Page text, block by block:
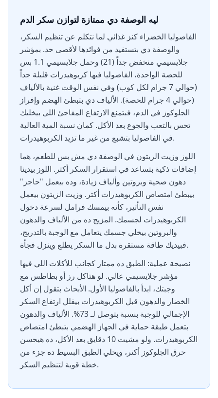
ليه الوصفة دي ممتازة لتوازن سكر الدم
الفاصوليا الخضراء كنز غذائي لما نتكلم عن تنظيم السكر،
والوصفة دي بتستفيد من فوائدها لأقصى حد. بمؤشر
جلايسيمي منخفض جداً (21) وحمل جلايسيمي 1.1 بس
للحصة الواحدة، الفاصوليا فيها كربوهيدرات قليلة جداً
(حوالي 7 جرام لكل كوب) وفي نفس الوقت غنية بالألياف
(حوالي 4 جرام للحصة). الألياف دي بتبطئ الهضم وإفراز
الجلوكوز في الدم، فبتمنع الارتفاع المفاجئ اللي بيخليك
تحس بالتعب والجوع بعد الأكل. كمان نسبة المية العالية
في الفاصوليا بتشبع من غير ما تزيد الكربوهيدرات.
اللوز وزيت الزيتون في الوصفة دي مش بس للطعم، هما
إضافات ذكية بتساعد في استقرار السكر أكتر. اللوز بيدينا
دهون صحية وبروتين وألياف زيادة، وده بيعمل "حاجز"
بيبطئ امتصاص الكربوهيدرات أكتر. وزيت الزيتون بيعمل
نفس التأثير، كأنه بيمسك فرامل لسرعة دخول
الكربوهيدرات لجسمك. المزيج ده من الألياف والدهون
والبروتين بيخلي جسمك يتعامل مع الوجبة بالتدريج،
فبيديك طاقة مستقرة بدل ما السكر يطلع وينزل فجأة.
نصيحة عملية: الطبق ده ممتاز كجانب للأكلات اللي فيها
مؤشر جلايسيمي عالي. لو هتاكل رز أو بطاطس مع
وجبتك، ابدأ بالفاصوليا الأول. الأبحاث بتقول إن أكل
الخضار والدهون قبل الكربوهيدرات بيقلل ارتفاع السكر
الإجمالي للوجبة بنسبة بتوصل لـ 73%. الألياف والدهون
بتعمل طبقة حماية في الجهاز الهضمي بتبطئ امتصاص
الكربوهيدرات. ولو مشيت 10 دقايق بعد الأكل، ده هيحسن
حرق الجلوكوز أكتر، ويخلي الطبق البسيط ده جزء من
خطة قوية لتنظيم السكر.